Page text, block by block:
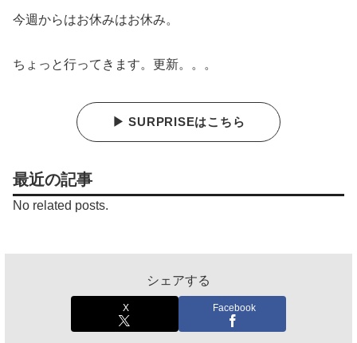
今週からはお休みはお休み。
ちょっと行ってきます。更新。。。
▶ SURPRISEはこちら
最近の記事
No related posts.
シェアする
X Facebook